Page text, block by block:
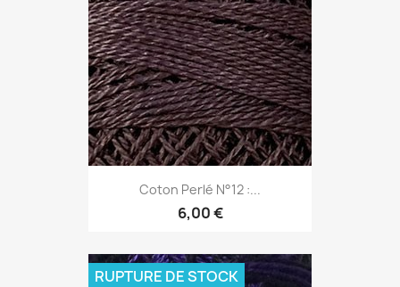
Coton Perlé N°12 :...
6,00 €
RUPTURE DE STOCK